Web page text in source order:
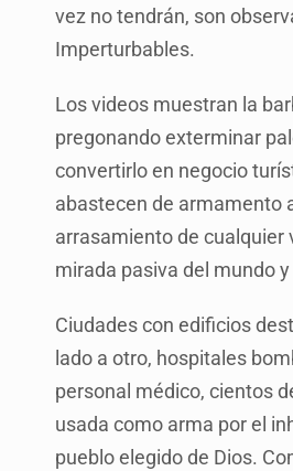
David
vez no tendrán, son
Imperturbables.
Los videos muestran la
pregonando exterminar
convertirlo en negocio
abastecen de armamento
arrasamiento de cualquier
mirada pasiva del mundo
Ciudades con edificios
lado a otro, hospitales
personal médico, cientos
usada como arma por el
pueblo elegido de Dios.